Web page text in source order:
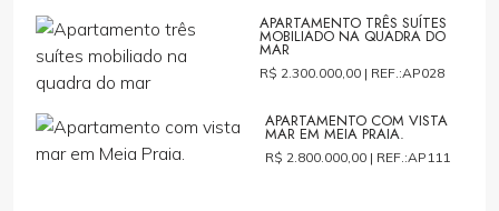
APARTAMENTO TRÊS SUÍTES
MOBILIADO NA QUADRA DO
MAR
R$ 2.300.000,00 | REF.:AP028
APARTAMENTO COM VISTA
MAR EM MEIA PRAIA.
R$ 2.800.000,00 | REF.:AP111